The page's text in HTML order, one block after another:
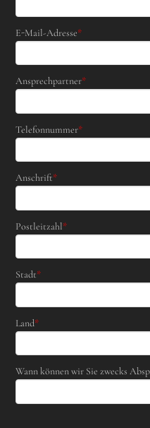
E-Mail-Adresse*
Ansprechpartner*
Telefonnummer*
Anschrift*
Postleitzahl*
Stadt*
Land*
Wann können wir Sie zwecks